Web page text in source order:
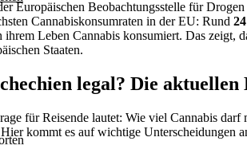
Europäischen Beobachtungsstelle für
Cannabiskonsumraten in der EU: Rund
ihrem Leben Cannabis konsumiert. Das zeigt,
Staaten.
legal? Die aktuellen
für Reisende lautet: Wie viel Cannabis
kommt es auf wichtige Unterscheidungen